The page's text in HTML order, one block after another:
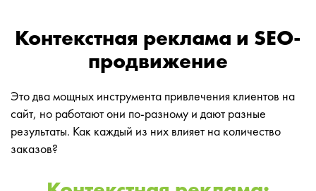
Контекстная реклама и SEO-
продвижение
Это два мощных инструмента привлечения клиентов на
сайт, но работают они по-разному и дают разные
результаты. Как каждый из них влияет на количество
заказов?